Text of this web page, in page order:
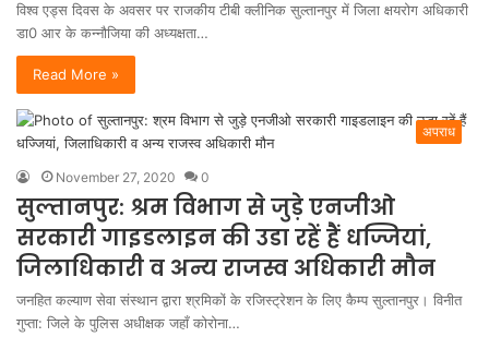
विश्व एड्स दिवस के अवसर पर राजकीय टीबी क्लीनिक सुल्तानपुर में जिला क्षयरोग अधिकारी
डा0 आर के कन्नौजिया की अध्यक्षता…
Read More »
अपराध
November 27, 2020 0
सुल्तानपुर: श्रम विभाग से जुड़े एनजीओ
सरकारी गाइडलाइन की उडा रहें हैं धज्जियां,
जिलाधिकारी व अन्य राजस्व अधिकारी मौन
जनहित कल्याण सेवा संस्थान द्वारा श्रमिकों के रजिस्ट्रेशन के लिए कैम्प सुल्तानपुर। विनीत
गुप्ता: जिले के पुलिस अधीक्षक जहाँ कोरोना…